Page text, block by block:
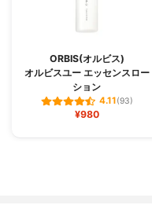
ORBIS(オルビス)
オルビスユー エッセンスロー
ション
4.11(93)
¥980